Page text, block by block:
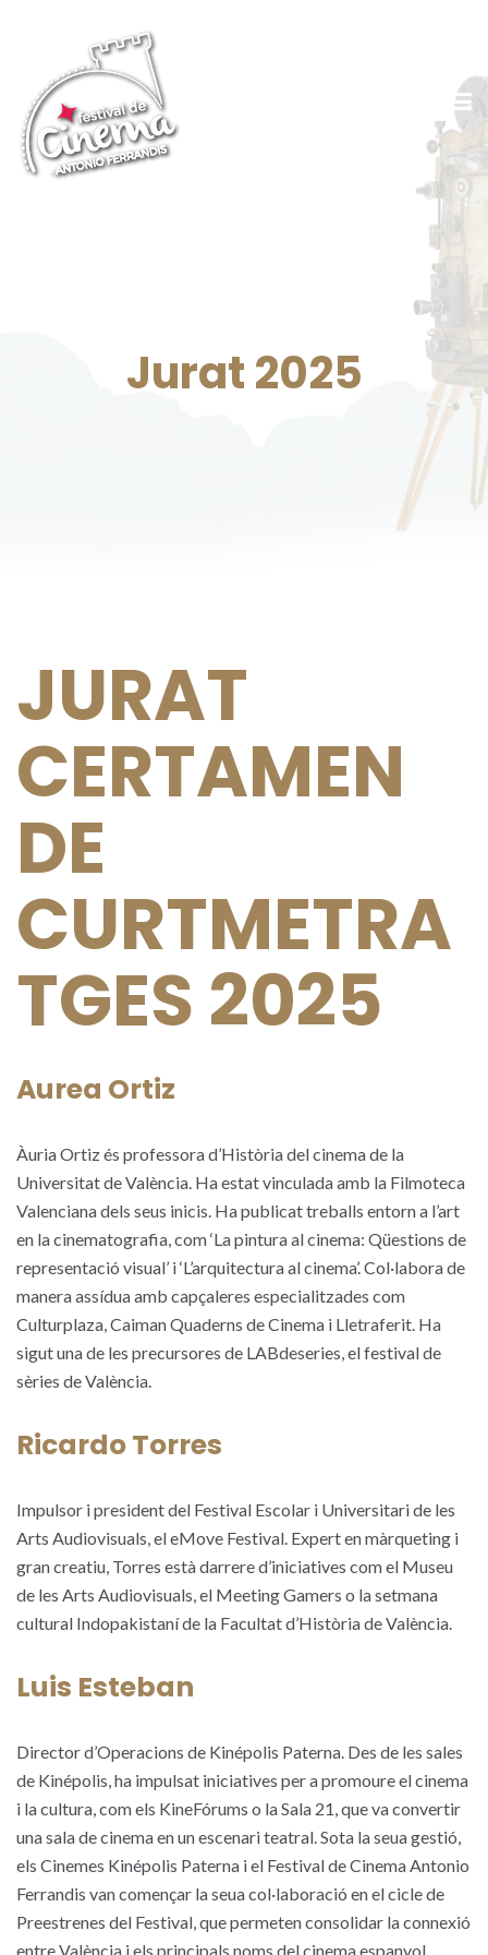
Jurat 2025
JURAT
CERTAMEN
DE
CURTMETRA
TGES 2025
Aurea Ortiz
Àuria Ortiz és professora d’Història del cinema de la
Universitat de València. Ha estat vinculada amb la Filmoteca
Valenciana dels seus inicis. Ha publicat treballs entorn a l’art
en la cinematografia, com ‘La pintura al cinema: Qüestions de
representació visual’ i ‘L’arquitectura al cinema’. Col·labora de
manera assídua amb capçaleres especialitzades com
Culturplaza, Caiman Quaderns de Cinema i Lletraferit. Ha
sigut una de les precursores de LABdeseries, el festival de
sèries de València.
Ricardo Torres
Impulsor i president del Festival Escolar i Universitari de les
Arts Audiovisuals, el eMove Festival. Expert en màrqueting i
gran creatiu, Torres està darrere d’iniciatives com el Museu
de les Arts Audiovisuals, el Meeting Gamers o la setmana
cultural Indopakistaní de la Facultat d’Història de València.
Luis Esteban
Director d’Operacions de Kinépolis Paterna. Des de les sales
de Kinépolis, ha impulsat iniciatives per a promoure el cinema
i la cultura, com els KineFórums o la Sala 21, que va convertir
una sala de cinema en un escenari teatral. Sota la seua gestió,
els Cinemes Kinépolis Paterna i el Festival de Cinema Antonio
Ferrandis van començar la seua col·laboració en el cicle de
Preestrenes del Festival, que permeten consolidar la connexió
entre València i els principals noms del cinema espanyol.